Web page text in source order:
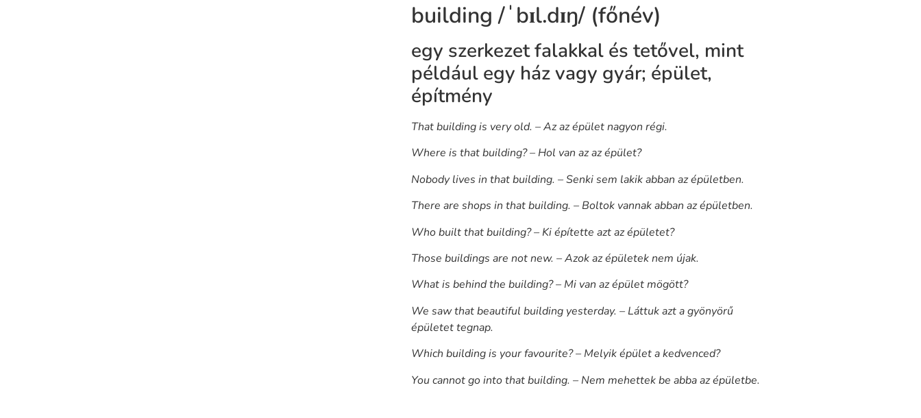
building /ˈbɪl.dɪŋ/ (főnév)
egy szerkezet falakkal és tetővel, mint
például egy ház vagy gyár; épület,
építmény
That building is very old. – Az az épület nagyon régi.
Where is that building? – Hol van az az épület?
Nobody lives in that building. – Senki sem lakik abban az épületben.
There are shops in that building. – Boltok vannak abban az épületben.
Who built that building? – Ki építette azt az épületet?
Those buildings are not new. – Azok az épületek nem újak.
What is behind the building? – Mi van az épület mögött?
We saw that beautiful building yesterday. – Láttuk azt a gyönyörű
épületet tegnap.
Which building is your favourite? – Melyik épület a kedvenced?
You cannot go into that building. – Nem mehettek be abba az épületbe.